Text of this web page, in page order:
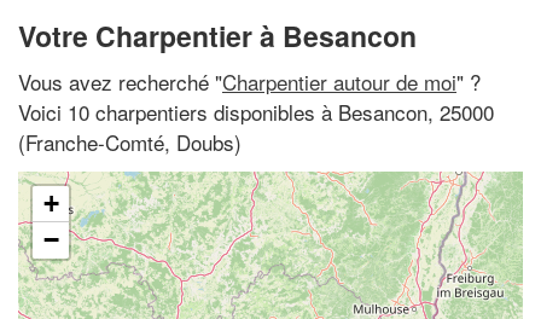
Votre Charpentier à Besancon
Vous avez recherché "Charpentier autour de moi" ?
Voici 10 charpentiers disponibles à Besancon, 25000
(Franche-Comté, Doubs)
+
−